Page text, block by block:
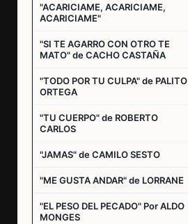
"ACARICIAME, ACARICIAME,
ACARICIAME"
"SI TE AGARRO CON OTRO TE
MATO" de CACHO CASTAÑA
"TODO POR TU CULPA" de PALITO
ORTEGA
"TU CUERPO" de ROBERTO
CARLOS
"JAMAS" de CAMILO SESTO
"ME GUSTA ANDAR" de LORRANE
"EL PESO DEL PECADO" Por ALDO
MONGES